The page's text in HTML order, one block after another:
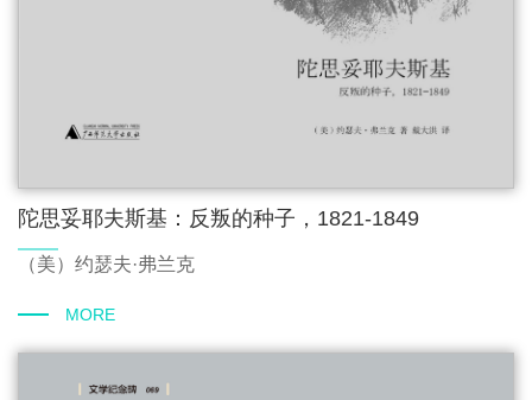
陀思妥耶夫斯基：反叛的种子，1821-1849
（美）约瑟夫·弗兰克
MORE